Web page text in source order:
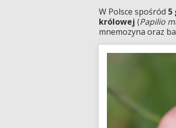
W Polsce spośród 5
królowej (Papilio
mnemozyna oraz